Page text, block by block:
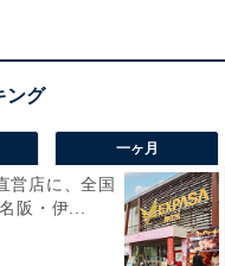
わいたい人におすす
一ヶ月
営店に、全国
阪・伊...